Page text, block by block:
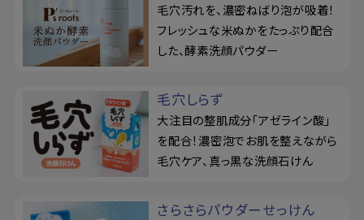
毛穴汚れを、濃密ねばり泡が吸着！
フレッシュな米ぬかをたっぷり配合
した、酵素洗顔パウダー
毛穴しらず
大注目の整肌成分「アゼライン酸」
を配合！濃密泡でお肌を整えながら
毛穴ケア、真っ黒な洗顔石けん
さらさらパウダーせっけん